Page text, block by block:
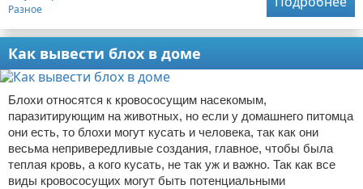
Разное
Как вывести блох в доме
Блохи относятся к кровососущим насекомым,
паразитирующим на животных, но если у домашнего питомца
они есть, то блохи могут кусать и человека, так как они
весьма непривередливые создания, главное, чтобы была
теплая кровь, а кого кусать, не так уж и важно. Так как все
виды кровососущих могут быть потенциальными